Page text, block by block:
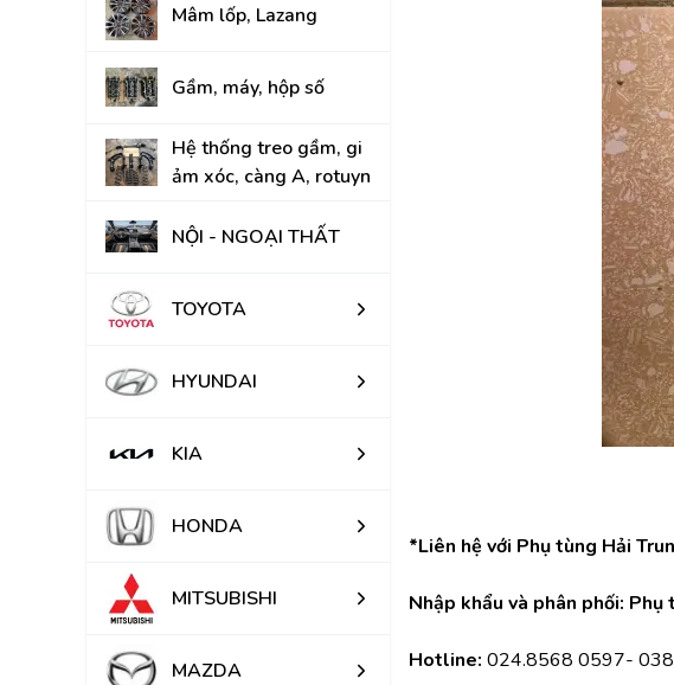
Mâm lốp, Lazang
Gầm, máy, hộp số
Hệ thống treo gầm, gi
ảm xóc, càng A, rotuyn
NỘI - NGOẠI THẤT
TOYOTA
HYUNDAI
KIA
HONDA
MITSUBISHI
MAZDA
*Liên hệ với Phụ tùng Hải
Nhập khẩu và phân phối: Phụ
Hotline: 024.8568 0597-